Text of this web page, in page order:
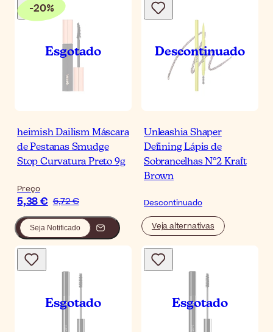
-20%
heimish Dailism Máscara
de Pestanas Smudge
Stop Curvatura Preto 9g
Preço
5,38 € 6,72 €
Seja Notificado
Unleashia Shaper
Defining Lápis de
Sobrancelhas N°2 Kraft
Brown
Descontinuado
Veja alternativas